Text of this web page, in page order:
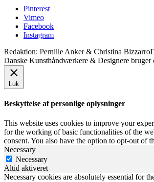
Pinterest
Vimeo
Facebook
Instagram
Redaktion: Pernille Anker & Christina Bizzarro
Danske Kunsthåndværkere & Designere bruger
Luk
Beskyttelse af personlige oplysninger
This website uses cookies to improve your
for the working of basic functionalities of the
consent. You also have the option to opt-out of
Necessary
Necessary
Altid aktiveret
Necessary cookies are absolutely essential for